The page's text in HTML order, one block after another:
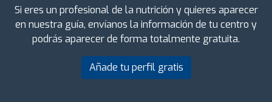
Si eres un profesional de la nutrición y quieres aparecer
en nuestra guía, envíanos la información de tu centro y
podrás aparecer de forma totalmente gratuita.
Añade tu perfil gratis